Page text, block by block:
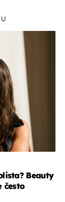
Beauty
često